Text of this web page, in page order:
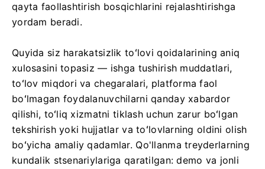
qayta faollashtirish bosqichlarini rejalashtirishga
yordam beradi.
Quyida siz harakatsizlik toʻlovi qoidalarining aniq
xulosasini topasiz — ishga tushirish muddatlari,
toʻlov miqdori va chegaralari, platforma faol
boʻlmagan foydalanuvchilarni qanday xabardor
qilishi, toʻliq xizmatni tiklash uchun zarur boʻlgan
tekshirish yoki hujjatlar va toʻlovlarning oldini olish
boʻyicha amaliy qadamlar. Qo'llanma treyderlarning
kundalik stsenariylariga qaratilgan: demo va jonli